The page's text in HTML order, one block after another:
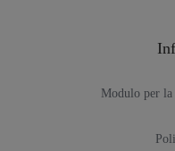
Modulo per